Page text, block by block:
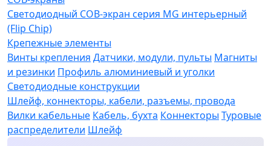
Светодиодный COB-экран серия MG интерьерный
(Flip Chip)
Крепежные элементы
Винты крепления Датчики, модули, пульты Магниты
и резинки Профиль алюминиевый и уголки
Светодиодные конструкции
Шлейф, коннекторы, кабели, разъемы, провода
Вилки кабельные Кабель, бухта Коннекторы Туровые
распределители Шлейф